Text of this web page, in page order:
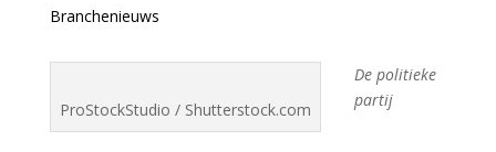
Branchenieuws
ProStockStudio / Shutterstock.com
De politieke
partij